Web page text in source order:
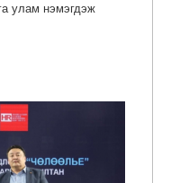
улам нэмэгдэж